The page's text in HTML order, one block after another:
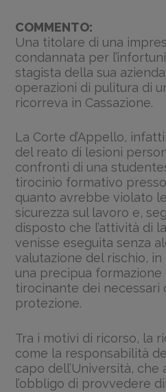
COMMENTO:
Una titolare di una
condannata per
stagista della sua
operazioni di pulitura di
ricorreva in Cassazione.
La Corte d’Appello,
del reato di lesioni
confronti di una
tirocinio formativo
quanto avrebbe violato
sicurezza sul lavoro e,
disposto che l’attività di
venisse eseguita senza
valutazione del rischio,
una precipua formazione
tirocinante dei necessari
protezione.
Tra i motivi di ricorso, la
come la responsabilità
capo dell’Università,
l’obbligo di provvedere